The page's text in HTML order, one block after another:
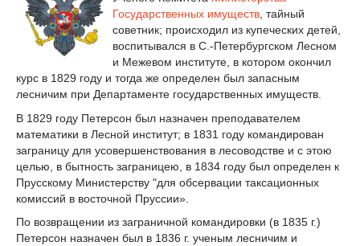
Государственных имуществ , тайный
советник; происходил из купеческих детей,
воспитывался в С.-Петербургском Лесном
и Межевом институте, в котором окончил
курс в 1829 году и тогда же определен был запасным
лесничим при Департаменте государственных имуществ.
В 1829 году Петерсон был назначен преподавателем
математики в Лесной институт; в 1831 году командирован
заграницу для усовершенствования в лесоводстве и с этою
целью, в бытность заграницею, в 1834 году был определен к
Прусскому Министерству "для обсервации таксационных
комиссий в восточной Пруссии».
По возвращении из заграничной командировки (в 1835 г.)
Петерсон назначен был в 1836 г. ученым лесничим и